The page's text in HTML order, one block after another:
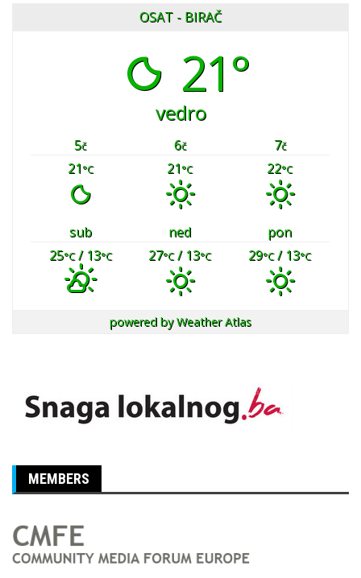
OSAT - BIRAČ
21°
vedro
5č 6č 7č
21°C 21°C 22°C
sub ned
pon
25°C/ 13°C 27°C/ 13°C 29°C/ 13°C
powered byWeather Atlas
MEMBERS